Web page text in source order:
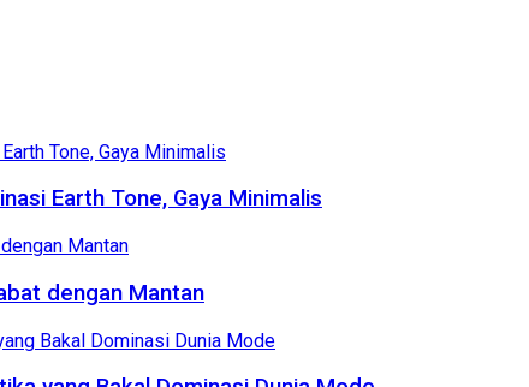
Earth Tone, Gaya Minimalis
dengan Mantan